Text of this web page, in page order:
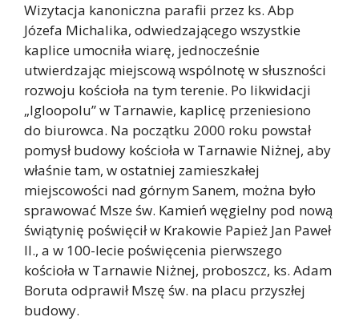
Wizytacja kanoniczna parafii przez ks. Abp
Józefa Michalika, odwiedzającego wszystkie
kaplice umocniła wiarę, jednocześnie
utwierdzając miejscową wspólnotę w słuszności
rozwoju kościoła na tym terenie. Po likwidacji
„Igloopolu” w Tarnawie, kaplicę przeniesiono
do biurowca. Na początku 2000 roku powstał
pomysł budowy kościoła w Tarnawie Niżnej, aby
właśnie tam, w ostatniej zamieszkałej
miejscowości nad górnym Sanem, można było
sprawować Msze św. Kamień węgielny pod nową
świątynię poświęcił w Krakowie Papież Jan Paweł
II., a w 100-lecie poświęcenia pierwszego
kościoła w Tarnawie Niżnej, proboszcz, ks. Adam
Boruta odprawił Mszę św. na placu przyszłej
budowy.